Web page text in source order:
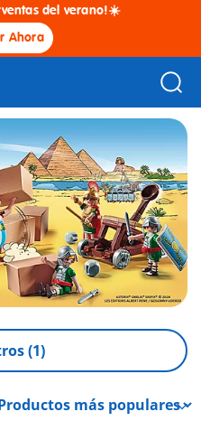
del verano!☀️
Ahora
(1)